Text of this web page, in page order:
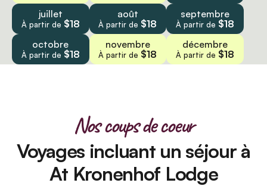
juillet
À partir de $18
août
À partir de $18
septembre
À partir de $18
octobre
À partir de $18
novembre
À partir de $18
décembre
À partir de $18
Nos coups de coeur
Voyages incluant un séjour à
At Kronenhof Lodge